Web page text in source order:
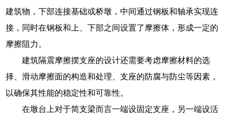
建筑物，下部连接基础或桥墩，中间通过钢板和轴承实现连
接，同时在钢板和上、下部之间设置了摩擦体，形成一定的
摩擦阻力。
建筑隔震摩擦摆支座的设计还需要考虑摩擦材料的选
择、滑动摩擦面的构造和处理、支座的防腐与防尘等因素，
以确保其性能的稳定性和可靠性。
在墩台上对于简支梁而言一端设固定支座，另一端设活